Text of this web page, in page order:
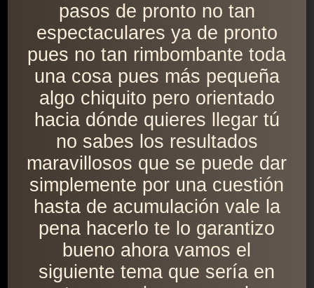
pasos de pronto no tan
espectaculares ya de pronto
pues no tan rimbombante toda
una cosa pues más pequeña
algo chiquito pero orientado
hacia dónde quieres llegar tú
no sabes los resultados
maravillosos que se puede dar
simplemente por una cuestión
hasta de acumulación vale la
pena hacerlo te lo garantizo
bueno ahora vamos el
siguiente tema que sería en